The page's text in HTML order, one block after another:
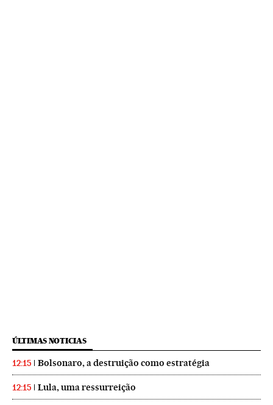
ÚLTIMAS NOTICIAS
12:15 Bolsonaro, a destruição como estratégia
12:15 Lula, uma ressurreição